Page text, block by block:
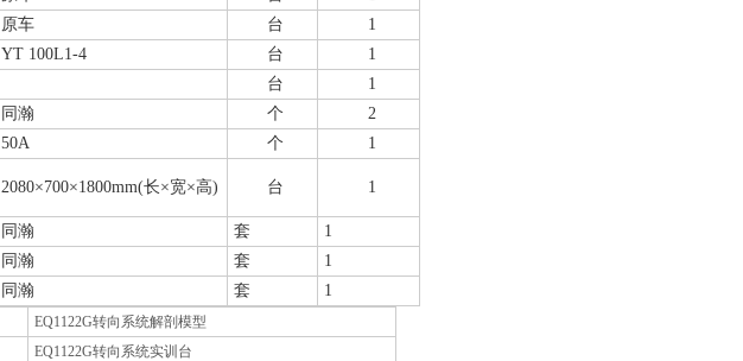
原车 台
1
YT 100L1-4 台
1
台
1
同瀚 个
2
50A 个 1
2080×700×1800mm(长×宽×高) 台 1
同瀚 套
1
同瀚 套
1
同瀚 套 1
EQ1122G转向系统解剖模型
EQ1122G转向系统实训台